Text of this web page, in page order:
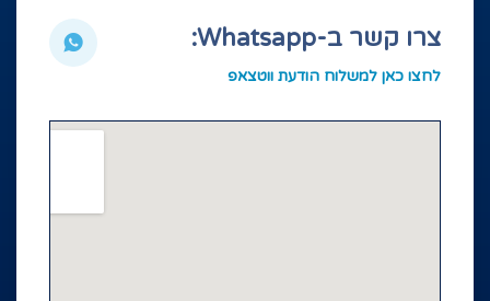
צרו קשר ב-Whatsapp:
לחצו כאן למשלוח הודעת ווטצאפ